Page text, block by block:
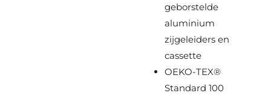
geborstelde
aluminium
zijgeleiders en
cassette
OEKO-TEX®
Standard 100